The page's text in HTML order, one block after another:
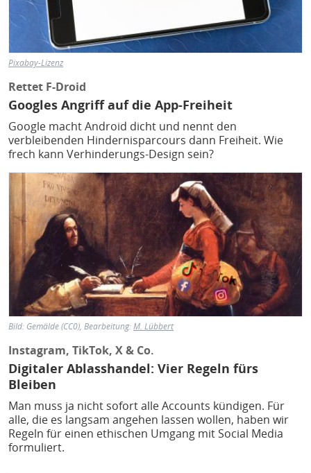
Pixabay-Lizenz
Rettet F-Droid
Googles Angriff auf die App-Freiheit
Google macht Android dicht und nennt den
verbleibenden Hindernisparcours dann Freiheit. Wie
frech kann Verhinderungs-Design sein?
Bild
Bild: Gemälde (CC0), Bearbeitung:M. Lübbert
Instagram, TikTok, X & Co.
Digitaler Ablasshandel: Vier Regeln fürs
Bleiben
Man muss ja nicht sofort alle Accounts kündigen. Für
alle, die es langsam angehen lassen wollen, haben wir
Regeln für einen ethischen Umgang mit Social Media
formuliert.